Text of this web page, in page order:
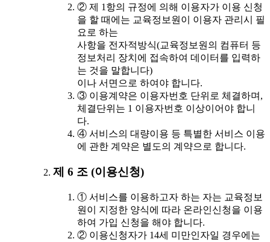
② 제 1항의 규정에 의해 이용자가 이용 신청
을 할 때에는 교육정보원이 이용자 관리시 필
요로 하는
사항을 전자적방식(교육정보원의 컴퓨터 등
정보처리 장치에 접속하여 데이터를 입력하
는 것을 말합니다)
이나 서면으로 하여야 합니다.
③ 이용계약은 이용자번호 단위로 체결하며,
체결단위는 1 이용자번호 이상이어야 합니
다.
④ 서비스의 대량이용 등 특별한 서비스 이용
에 관한 계약은 별도의 계약으로 합니다.
제 6 조 (이용신청)
① 서비스를 이용하고자 하는 자는 교육정보
원이 지정한 양식에 따라 온라인신청을 이용
하여 가입 신청을 해야 합니다.
② 이용신청자가 14세 미만인자일 경우에는